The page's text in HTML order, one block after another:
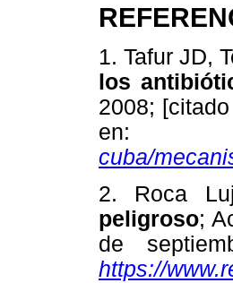
1. Tafur JD,
los
2008;
cuba/
2. Roca
peligroso;
de
https://